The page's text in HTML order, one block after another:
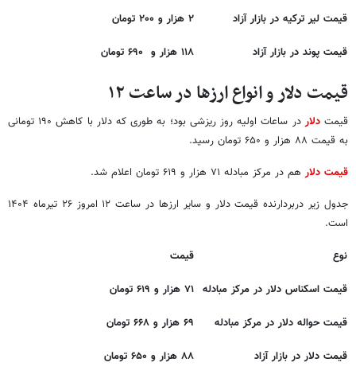
قیمت لیر ترکیه در بازار آزاد ۲ هزار و ۲۰۰ تومان
قیمت پوند در بازار آزاد ۱۱۸ هزار و ۶۹۰ تومان
قیمت دلار و انواع ارزها در ساعت ۱۲
قیمت‌دلار
در ساعات اولیه روز ریزشی بود؛ به طوری که دلار با کاهش ۱۹۰ تومانی
به قیمت ۸۸ هزار و ۶۵۰ تومان رسید.
قیمت دلار هم در مرکز مبادله ۷۱ هزار و ۶۱۹ تومان اعلام شد.
جدول زیر دربردارنده قیمت دلار و سایر ارزها در ساعت ۱۲ امروز ۲۶ تیرماه ۱۴۰۴
است.
نوع قیمت
قیمت اسکناس دلار در مرکز مبادله ۷۱ هزار و ۶۱۹ تومان
قیمت حواله دلار در مرکز مبادله ۶۹ هزار و ۶۶۸ تومان
قیمت دلار در بازار آزاد ۸۸ هزار و ۶۵۰ تومان